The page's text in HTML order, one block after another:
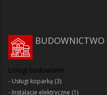
BUDOWNICTWO
Usługi budowlane
Usługi koparką (3)
Instalacje elektryczne (1)